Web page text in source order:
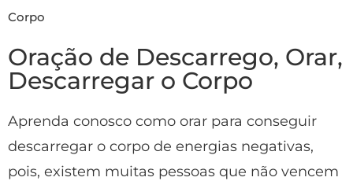
Corpo
Oração de Descarrego, Orar,
Descarregar o Corpo
Aprenda conosco como orar para conseguir
descarregar o corpo de energias negativas,
pois, existem muitas pessoas que não vencem